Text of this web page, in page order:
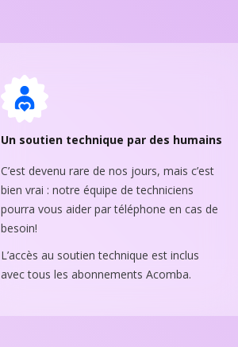
Un soutien technique par des humains
C’est devenu rare de nos jours, mais c’est
bien vrai : notre équipe de techniciens
pourra vous aider par téléphone en cas de
besoin!
L’accès au soutien technique est inclus
avec tous les abonnements Acomba.